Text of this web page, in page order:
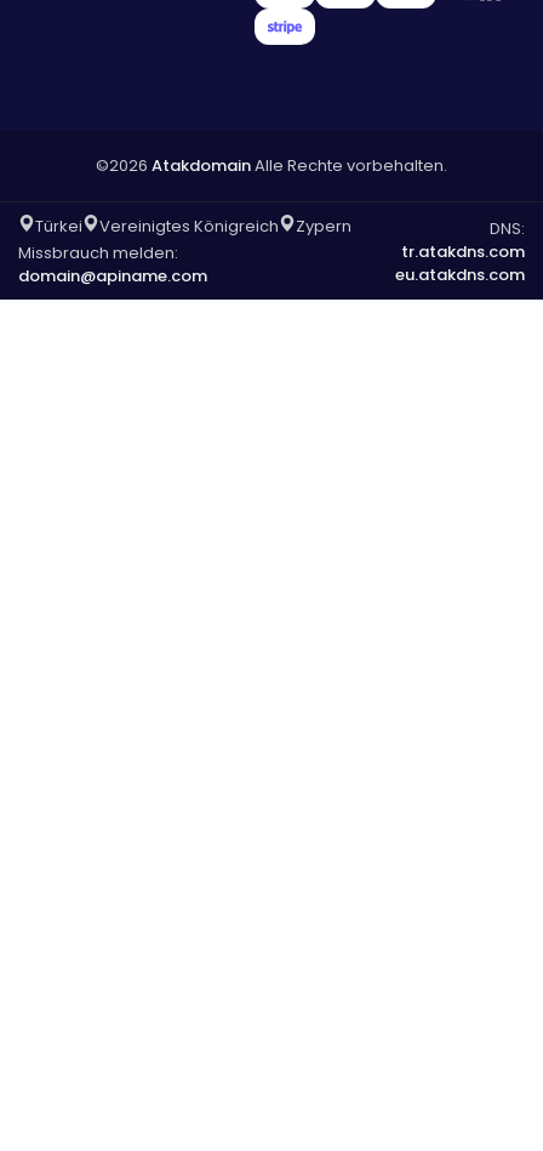
©2026 AtakdomainAlle Rechte vorbehalten.
Türkei Vereinigtes Königreich
Zypern
Missbrauch melden:
domain@apiname.com
DNS:
tr.atakdns.com
eu.atakdns.com